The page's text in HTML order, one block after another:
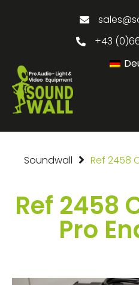
+43
Soundwall Ref 2458
Ref 2458
Pro